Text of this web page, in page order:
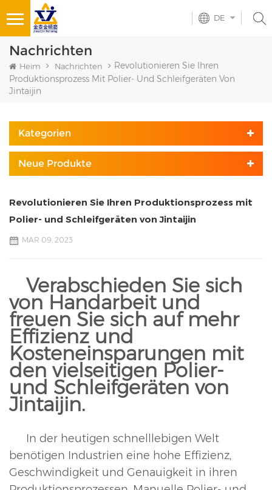
DE
Nachrichten
Heim Nachrichten
Revolutionieren Sie Ihren
Produktionsprozess Mit Polier- Und Schleifgeräten Von
Jintaijin
Kategorien
Neue Produkte
Revolutionieren Sie Ihren Produktionsprozess mit
Polier- und Schleifgeräten von Jintaijin
MAR 09, 2023
Verabschieden Sie sich
von Handarbeit und
freuen Sie sich auf mehr
Effizienz und
Kosteneinsparungen mit
den vielseitigen Polier-
und Schleifgeräten von
Jintaijin.
In der heutigen schnelllebigen Welt
benötigen Industrien eine hohe Effizienz,
Geschwindigkeit und Genauigkeit in ihren